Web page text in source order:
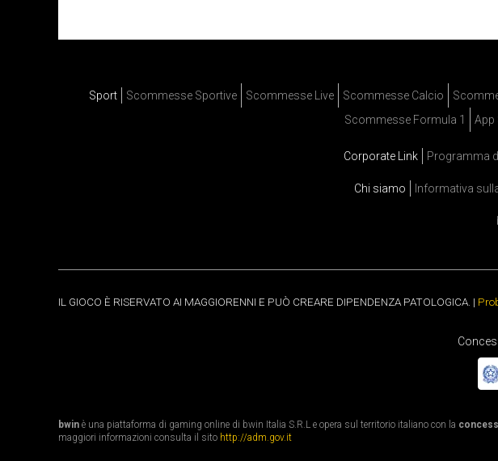
Sport Scommesse Sportive Scommesse Live Scommesse Calcio
Scommesse Formula 1
App
Corporate Link Programma
Chi siamo Informativa
IL GIOCO È RISERVATO AI MAGGIORENNI E PUÒ CREARE DIPENDENZA PATOLOGICA. |
bwin è una piattaforma di gaming online di bwin Italia S.R.L e opera sul territorio italiano con la
maggiori informazioni consulta il sito http://adm.gov.it